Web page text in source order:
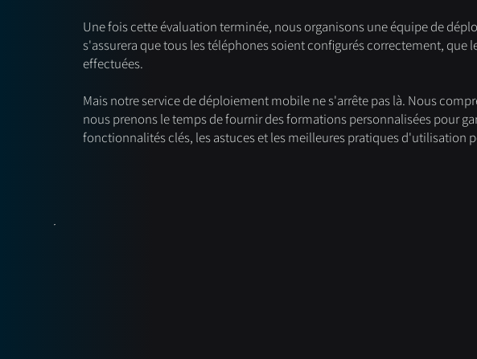
Une fois cette évaluation terminée, nous organisons une équipe de
s'assurera que tous les téléphones soient configurés correctement, que
effectuées.
Mais notre service de déploiement mobile ne s'arrête pas là. Nous
nous prenons le temps de fournir des formations personnalisées pour
fonctionnalités clés, les astuces et les meilleures pratiques d'utilisation